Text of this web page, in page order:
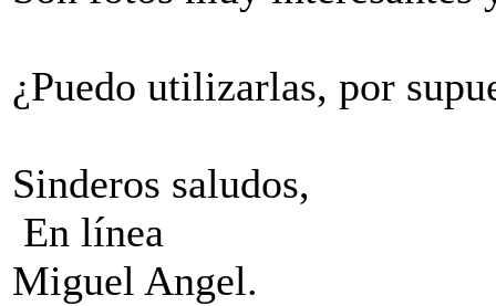
¿Puedo utilizarlas, por
Sinderos saludos,
En línea
Miguel Angel.